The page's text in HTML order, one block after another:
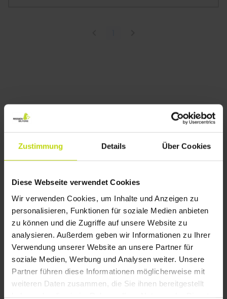
Zustimmung Details Über Cookies
Diese Webseite verwendet Cookies
Wir verwenden Cookies, um Inhalte und Anzeigen zu
personalisieren, Funktionen für soziale Medien anbieten
zu können und die Zugriffe auf unsere Website zu
analysieren. Außerdem geben wir Informationen zu Ihrer
Verwendung unserer Website an unsere Partner für
soziale Medien, Werbung und Analysen weiter. Unsere
Partner führen diese Informationen möglicherweise mit
weiteren Daten zusammen, die Sie ihnen bereitgestellt